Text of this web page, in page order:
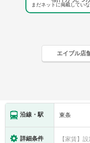
まだネットに掲載してい
エイブル店
沿線・駅 東条
詳細条件 【家賃】